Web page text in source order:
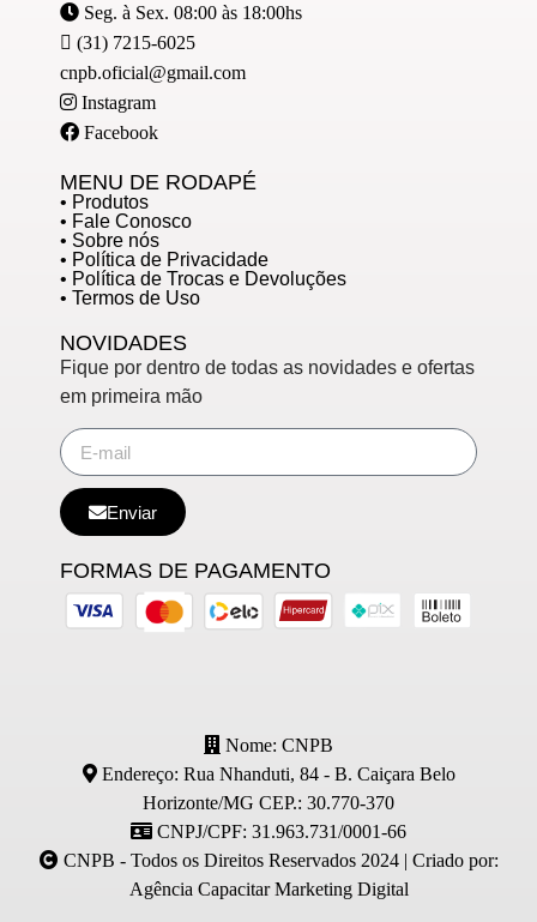
Seg. à Sex. 08:00 às 18:00hs
(31) 7215-6025
cnpb.oficial@gmail.com
Instagram
Facebook
MENU DE RODAPÉ
• Produtos
• Fale Conosco
• Sobre nós
• Política de Privacidade
• Política de Trocas e Devoluções
• Termos de Uso
NOVIDADES
Fique por dentro de todas as novidades e ofertas
em primeira mão
Enviar
FORMAS DE PAGAMENTO
Nome: CNPB
Endereço: Rua Nhanduti, 84 - B. Caiçara Belo
Horizonte/MG CEP.: 30.770-370
CNPJ/CPF: 31.963.731/0001-66
CNPB - Todos os Direitos Reservados 2024 | Criado por:
Agência Capacitar Marketing Digital